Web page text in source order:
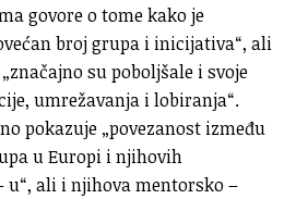
govore o tome kako je
broj grupa i inicijativa“, ali
su poboljšale i svoje
umrežavanja i lobiranja“.
pokazuje „povezanost između
u Europi i njihovih
u“, ali i njihova mentorsko –